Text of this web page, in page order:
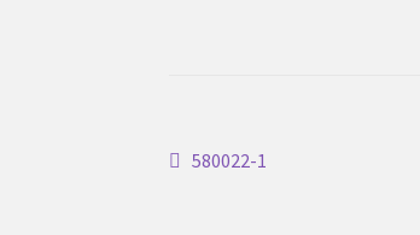
Inläggsnavigering
Föregående
580022-1